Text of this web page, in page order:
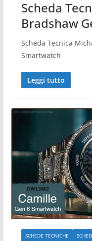
Scheda
Bradshaw
Scheda Tecnica
Smartwatch
Leggi tutto
SCHEDE TECNICHE